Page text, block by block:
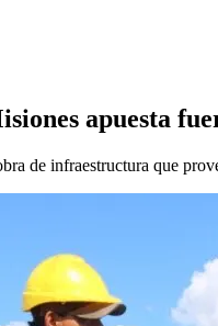
apuesta
de infraestructura que